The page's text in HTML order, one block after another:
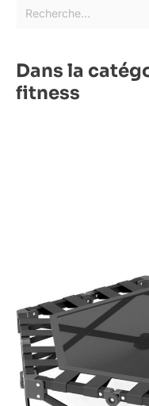
Dans la
fitness